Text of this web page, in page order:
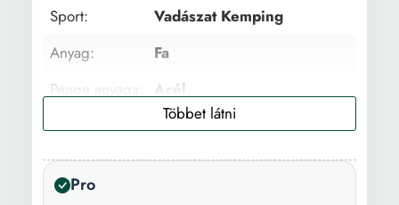
Sport:
Vadászat Kemping
Anyag:
Fa
Penge anyaga:
Acél
Főbb
Minőség Rozsdamentes
Csomag
Pro